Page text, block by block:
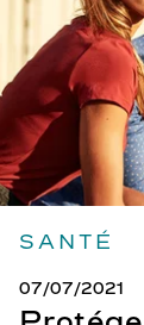
SANTÉ
07/07/2021